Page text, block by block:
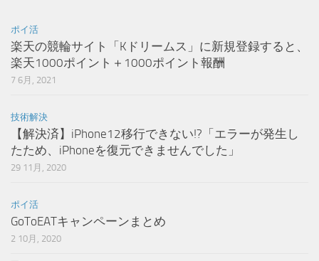
ポイ活
楽天の競輪サイト「Kドリームス」に新規登録すると、
楽天1000ポイント＋1000ポイント報酬
7 6月, 2021
技術解決
【解決済】iPhone12移行できない!?「エラーが発生し
たため、iPhoneを復元できませんでした」
29 11月, 2020
ポイ活
GoToEATキャンペーンまとめ
2 10月, 2020